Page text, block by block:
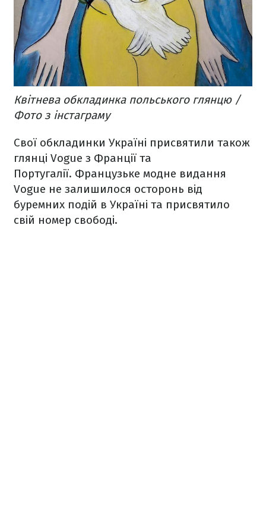
Квітнева обкладинка польського глянцю /
Фото з інстаграму
Свої обкладинки Україні присвятили також
глянці Vogue з Франції та
Португалії. Французьке модне видання
Vogue не залишилося осторонь від
буремних подій в Україні та присвятило
свій номер свободі.